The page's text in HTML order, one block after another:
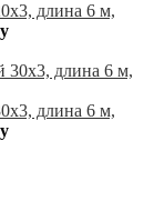
длина 6 м,
длина 6 м,